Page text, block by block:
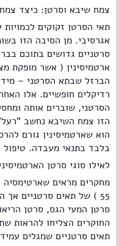
צמח שיבא וסרטן: כיצד
תאי הסרטן זקוקים
אגרסיבי. מן הסיבה הזו
סרטניים גדושים בתוכם
ארטמיסינין ( אשר
הברזל שבתא הסרטני – מיד
רדיקלים חופשיים. אלו
הסרטני, שוברים אותה
הזו צמח השיבא נחשב
בלבד בתנאי מעבדה. טיפול
לאילו סוגי סרטן
מחקרים מראים
55 ) של תאים סרטניים
סרטן המעי הגס, סרטן
החוקרים הצליחו להראות
תאים סרטניים שמגלים